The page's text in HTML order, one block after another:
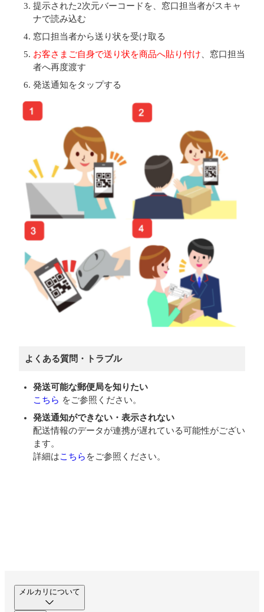
提示された2次元バーコードを、窓口担当者がスキャ
ナで読み込む
窓口担当者から送り状を受け取る
お客さまご自身で送り状を商品へ貼り付け 、窓口担当
者へ再度渡す
発送通知をタップする
よくある質問・トラブル
発送可能な郵便局を知りたい
こちら をご参照ください。
発送通知ができない・表示されない
配送情報のデータが連携が遅れている可能性がござい
ます。
詳細はこちら をご参照ください。
メルカリについて